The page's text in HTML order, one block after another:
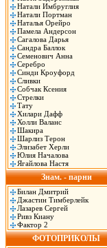
Натали Имбруглия
Натали Портман
Наталья Орейро
Памела Андерсон
Сагалова Дарья
Сандра Баллок
Семенович Анна
Серебро
Синди Кроуфорд
Сливки
Собчак Ксения
Стрелки
Тату
Хилари Дафф
Холли Валанс
Шакира
Шарлиз Терон
Элизабет Херли
Юлия Началова
Ягайлова Настя
Знам. - парни
Билан Дмитрий
Джастин Тимберлейк
Лазарев Сергей
Ривз Киану
Фактор 2
ФОТОПРИКОЛЫ